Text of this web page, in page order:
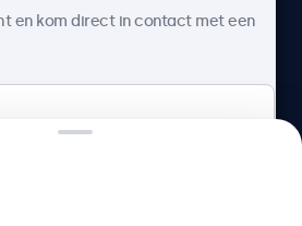
en kom direct in contact met een